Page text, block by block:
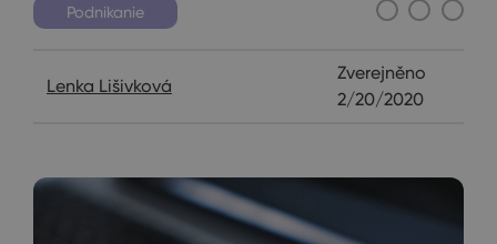
Podnikanie
Lenka Lišivková
Zverejněno
2/20/2020